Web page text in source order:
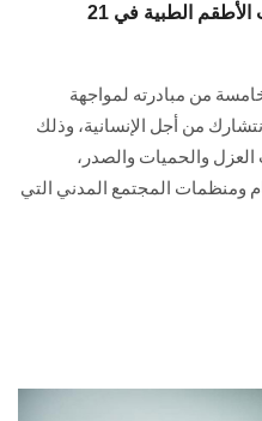
صندوق تحيا مصر يوفّر مستلزمات الأطقم الطبية في 21
من مبادرته لمواجهة
من أجل الإنسانية، وذلك
والحميات والصدر،
ومنظمات المجتمع المدني التي